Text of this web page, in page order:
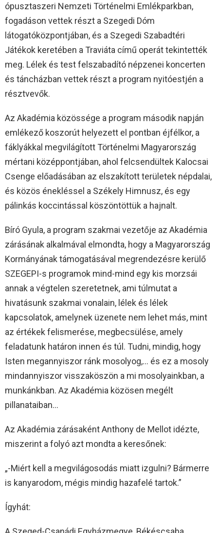
ópusztaszeri Nemzeti Történelmi Emlékparkban,
fogadáson vettek részt a Szegedi Dóm
látogatóközpontjában, és a Szegedi Szabadtéri
Játékok keretében a Traviáta című operát tekintették
meg. Lélek és test felszabadító népzenei koncerten
és táncházban vettek részt a program nyitóestjén a
résztvevők.
Az Akadémia közössége a program második napján
emlékező koszorút helyezett el pontban éjfélkor, a
fáklyákkal megvilágított Történelmi Magyarország
mértani középpontjában, ahol felcsendültek Kalocsai
Csenge előadásában az elszakított területek népdalai,
és közös énekléssel a Székely Himnusz, és egy
pálinkás koccintással köszöntöttük a hajnalt.
Bíró Gyula, a program szakmai vezetője az Akadémia
zárásának alkalmával elmondta, hogy a Magyarország
Kormányának támogatásával megrendezésre kerülő
SZEGEPI-s programok mind-mind egy kis morzsái
annak a végtelen szeretetnek, ami túlmutat a
hivatásunk szakmai vonalain, lélek és lélek
kapcsolatok, amelynek üzenete nem lehet más, mint
az értékek felismerése, megbecsülése, amely
feladatunk határon innen és túl. Tudni, mindig, hogy
Isten megannyiszor ránk mosolyog,… és ez a mosoly
mindannyiszor visszaköszön a mi mosolyainkban, a
munkánkban. Az Akadémia közösen megélt
pillanataiban…
Az Akadémia zárásaként Anthony de Mellot idézte,
miszerint a folyó azt mondta a keresőnek:
„-Miért kell a megvilágosodás miatt izgulni? Bármerre
is kanyarodom, mégis mindig hazafelé tartok.”
Ígyhát: